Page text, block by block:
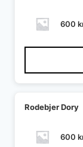
600
Rodebjer Dory
600